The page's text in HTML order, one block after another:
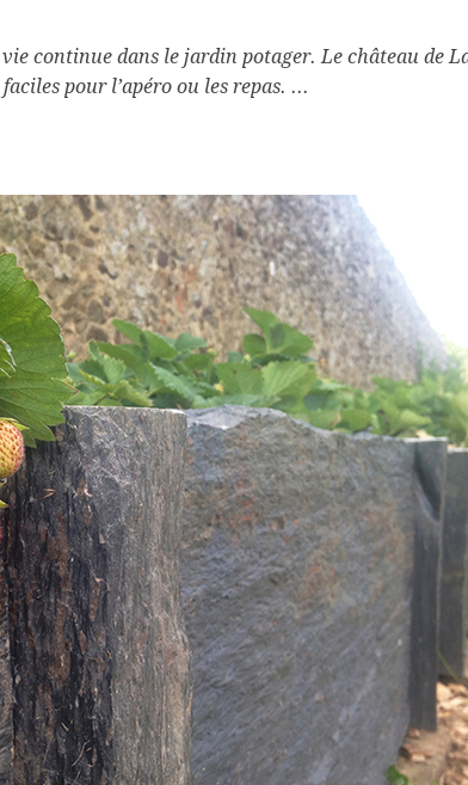
continue dans le jardin potager. Le château de
pour l’apéro ou les repas. ...